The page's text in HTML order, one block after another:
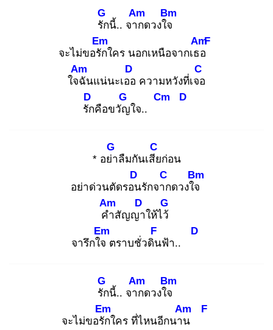
รัก
G
นี้.. จาก
Am
ดวงใจ
Bm
จะไม่ขอรัก
Em
ใคร นอกเหนือจากเธอ
AmF
ใจฉั
Am
นแน่นะเออ
D
ความหวังที่เจอ
C
รัก
D
คือขวัญ
G
ใจ..
Cm D
* อย่า
G
ลืมกันเสีย
C
ก่อน
อย่าด่วนตัดรอน
D
รักจาก
C
ดวงใจ
Bm
คำ
Am
สัญญา
D
ให้ไว้
G
จารึกใจ
Em
ตราบชั่วดิน
F
ฟ้า..
D
รัก
G
นี้.. จาก
Am
ดวงใจ
Bm
จะไม่ขอรัก
Em
ใคร ที่ไหนอีกนาน
Am F